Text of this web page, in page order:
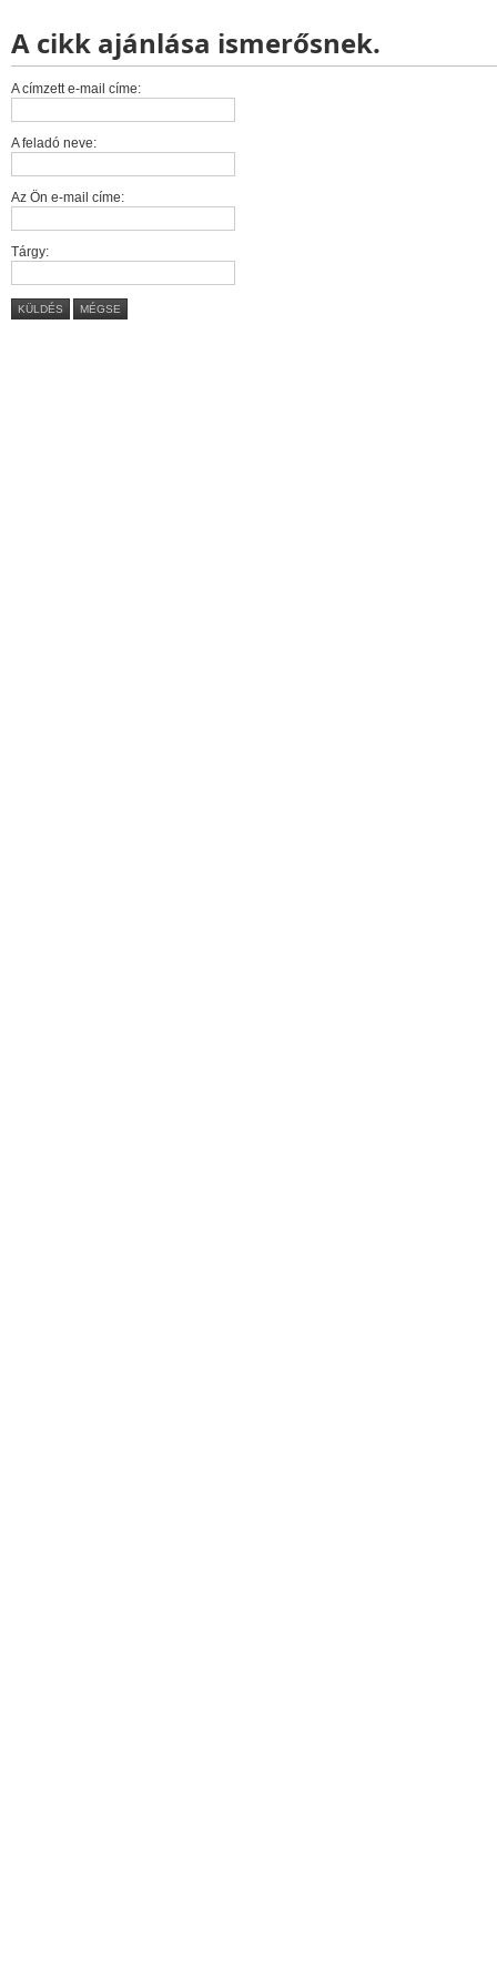
A cikk ajánlása ismerősnek.
A címzett e-mail címe:
A feladó neve:
Az Ön e-mail címe:
Tárgy:
KÜLDÉS MÉGSE